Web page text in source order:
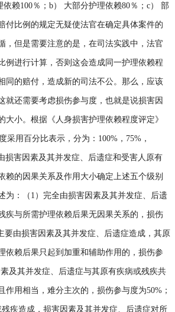
依赖100％；b） 大部分护理依赖80％；c） 部
付比例的规定无疑使法官在确定具体案件的
，但是需要注意的是，在司法实践中，法官
例进行计算，否则这会造成同一护理依赖程
同的赔付，造成新的司法不公。那么，应该
就还需要考虑损伤参与度，也就是说损害因
大小。根据《人身损害护理依赖程度评定》
采用百分比表示，分为：100%，75%，
损害因素及其并发症、后遗症和受害人原有
赖的因果关系及作用大小确定上述五个级别
为：（1）完全由损害因素及其并发症、后遗
疾与所需护理依赖后果无因果关系的，损伤
要由损害因素及其并发症、后遗症造成，其原
依赖后果只起到加重和辅助作用的，损伤参
及其并发症、后遗症与其原有疾病或残疾共
作用相当，难分主次的，损伤参与度为50%；
残疾造成，损害因素及其并发症、后遗症对所